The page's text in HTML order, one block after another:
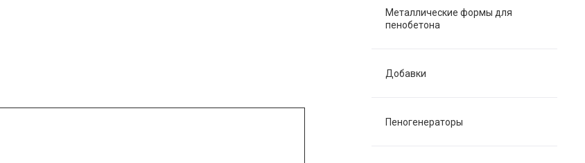
Металлические формы для
пенобетона
Добавки
Пеногенераторы